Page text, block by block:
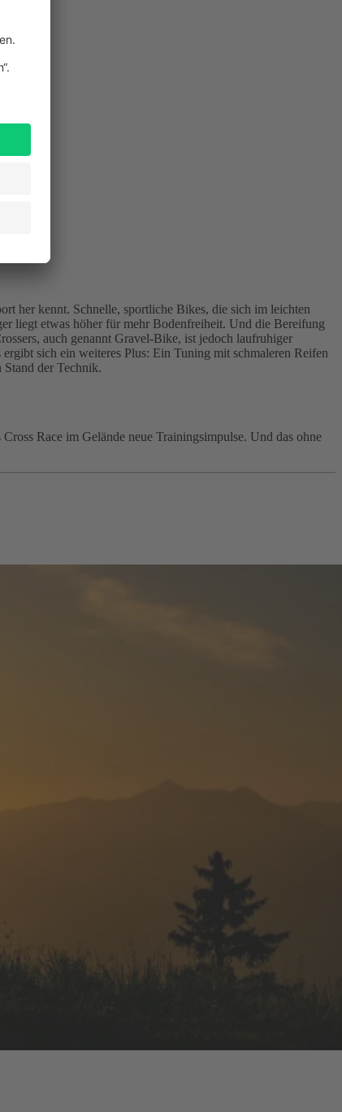
her kennt. Schnelle, sportliche Bikes, die sich im leichten
liegt etwas höher für mehr Bodenfreiheit. Und die Bereifung
auch genannt Gravel-Bike, ist jedoch laufruhiger
sich ein weiteres Plus: Ein Tuning mit schmaleren Reifen
Stand der Technik.
Race im Gelände neue Trainingsimpulse. Und das ohne